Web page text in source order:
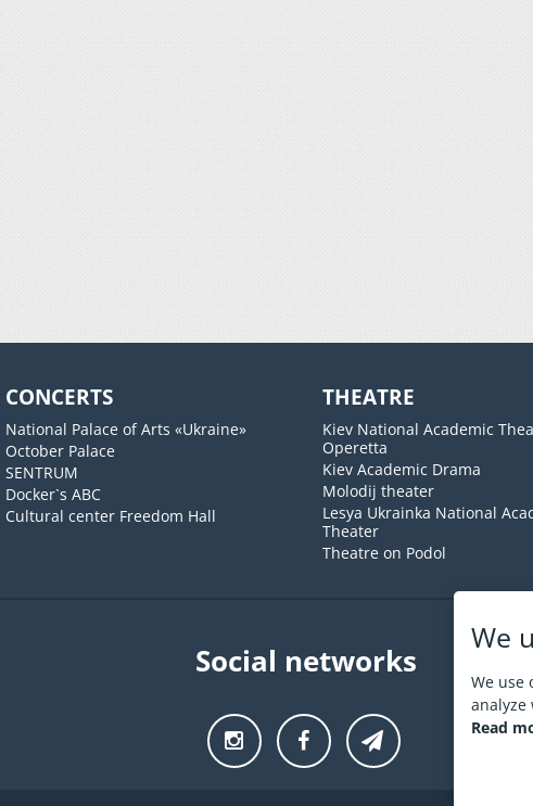
We
We use
analyze
Read
CONCERTS
National Palace of Arts «Ukraine»
October Palace
SENTRUM
Docker`s ABC
Cultural center Freedom Hall
THEATRE
Kiev National Academic
Operetta
Kiev Academic Drama
Molodij theater
Lesya Ukrainka National
Theater
Theatre on Podol
Social networks